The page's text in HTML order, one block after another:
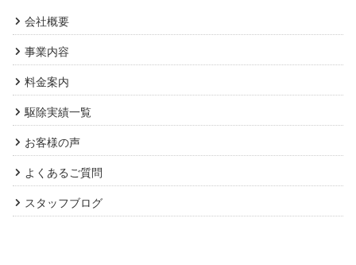
会社概要
事業内容
料金案内
駆除実績一覧
お客様の声
よくあるご質問
スタッフブログ